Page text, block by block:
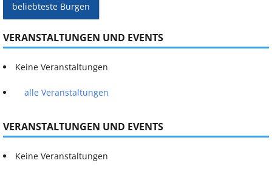
beliebteste Burgen
VERANSTALTUNGEN UND EVENTS
Keine Veranstaltungen
alle Veranstaltungen
VERANSTALTUNGEN UND EVENTS
Keine Veranstaltungen